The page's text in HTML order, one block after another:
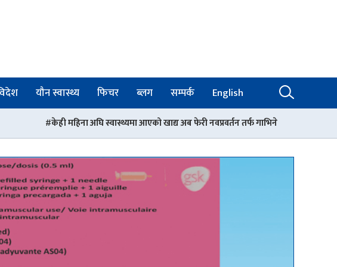
यौन स्वास्थ्य फिचर ब्लग सम्पर्क English
अघि स्वास्थ्यमा आएको खाद्य अब फेरी नवप्रवर्तन तर्फ गाभिने नर्सिङ काउन्सिलको अध्यक्षमा